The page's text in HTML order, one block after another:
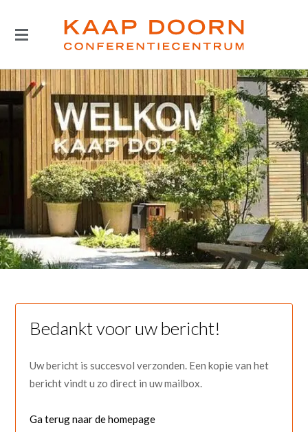
Bedankt voor uw bericht!
Uw bericht is succesvol verzonden. Een kopie van het
bericht vindt u zo direct in uw mailbox.
Ga terug naar de homepage